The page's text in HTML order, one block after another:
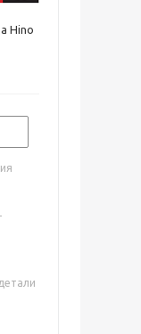
Hino